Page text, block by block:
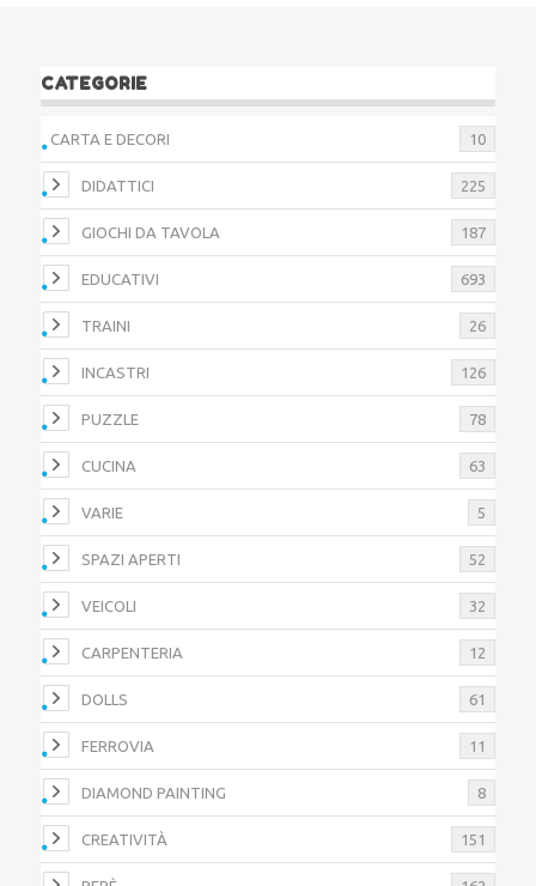
CATEGORIE
CARTA E DECORI 10
DIDATTICI 225
GIOCHI DA TAVOLA 187
EDUCATIVI 693
TRAINI 26
INCASTRI 126
PUZZLE 78
CUCINA 63
VARIE 5
SPAZI APERTI 52
VEICOLI 32
CARPENTERIA 12
DOLLS 61
FERROVIA 11
DIAMOND PAINTING 8
CREATIVITÀ 151